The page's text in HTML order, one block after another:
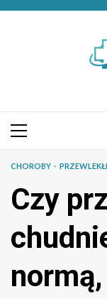
Przejdź
Menu
CHOROBY
Czy